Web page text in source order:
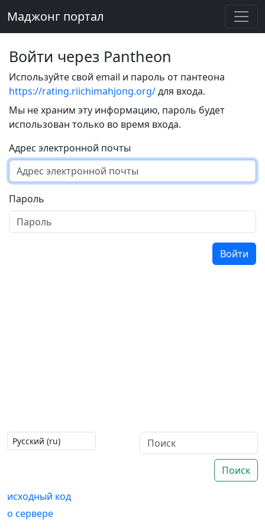
Маджонг портал
Войти через Pantheon
Используйте свой email и пароль от пантеона
https://rating.riichimahjong.org/для входа.
Мы не храним эту информацию, пароль будет
использован только во время входа.
Адрес электронной почты
Пароль
Войти
Поиск
исходный код
о сервере